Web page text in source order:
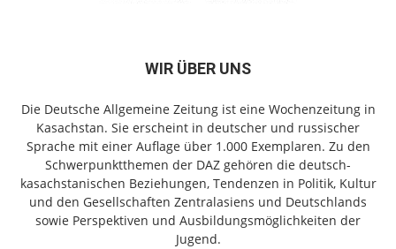
WIR ÜBER UNS
Die Deutsche Allgemeine Zeitung ist eine Wochenzeitung in
Kasachstan. Sie erscheint in deutscher und russischer
Sprache mit einer Auflage über 1.000 Exemplaren. Zu den
Schwerpunktthemen der DAZ gehören die deutsch-
kasachstanischen Beziehungen, Tendenzen in Politik, Kultur
und den Gesellschaften Zentralasiens und Deutschlands
sowie Perspektiven und Ausbildungsmöglichkeiten der
Jugend.